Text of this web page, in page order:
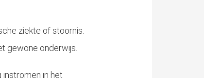
ziekte of stoornis.
gewone onderwijs.
in het